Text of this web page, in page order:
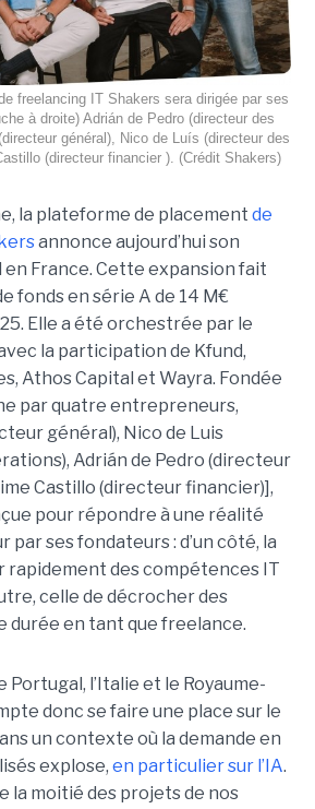
freelancing IT Shakers sera dirigée par ses
à droite) Adrián de Pedro (directeur des
général), Nico de Luís (directeur des
(directeur financier ). (Crédit Shakers)
la plateforme de placement de
annonce aujourd’hui son
France. Cette expansion fait
fonds en série A de 14 M€
Elle a été orchestrée par le
la participation de Kfund,
Athos Capital et Wayra. Fondée
par quatre entrepreneurs,
général), Nico de Luis
Adrián de Pedro (directeur
Castillo (directeur financier)],
pour répondre à une réalité
par ses fondateurs : d’un côté, la
des compétences IT
celle de décrocher des
durée en tant que freelance.
Portugal, l’Italie et le Royaume-
donc se faire une place sur le
un contexte où la demande en
explose, en particulier sur l’IA.
la moitié des projets de nos